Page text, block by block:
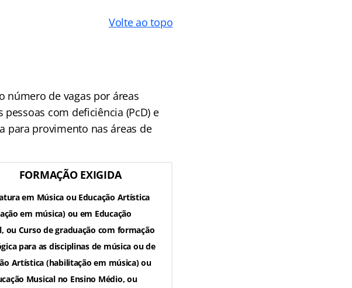
Volte ao topo
número de vagas por áreas
pessoas com deficiência (PcD) e
para provimento nas áreas de
FORMAÇÃO EXIGIDA
em Música ou Educação Artística
em música) ou em Educação
ou Curso de graduação com formação
para as disciplinas de música ou de
Artística (habilitação em música) ou
Musical no Ensino Médio, ou